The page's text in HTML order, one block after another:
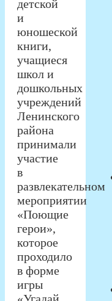
детской
и
юношеской
книги,
учащиеся
школ и
дошкольных
учреждений
Ленинского
района
принимали
участие
в
развлекательном
мероприятии
«Поющие
герои»,
которое
проходило
в форме
игры